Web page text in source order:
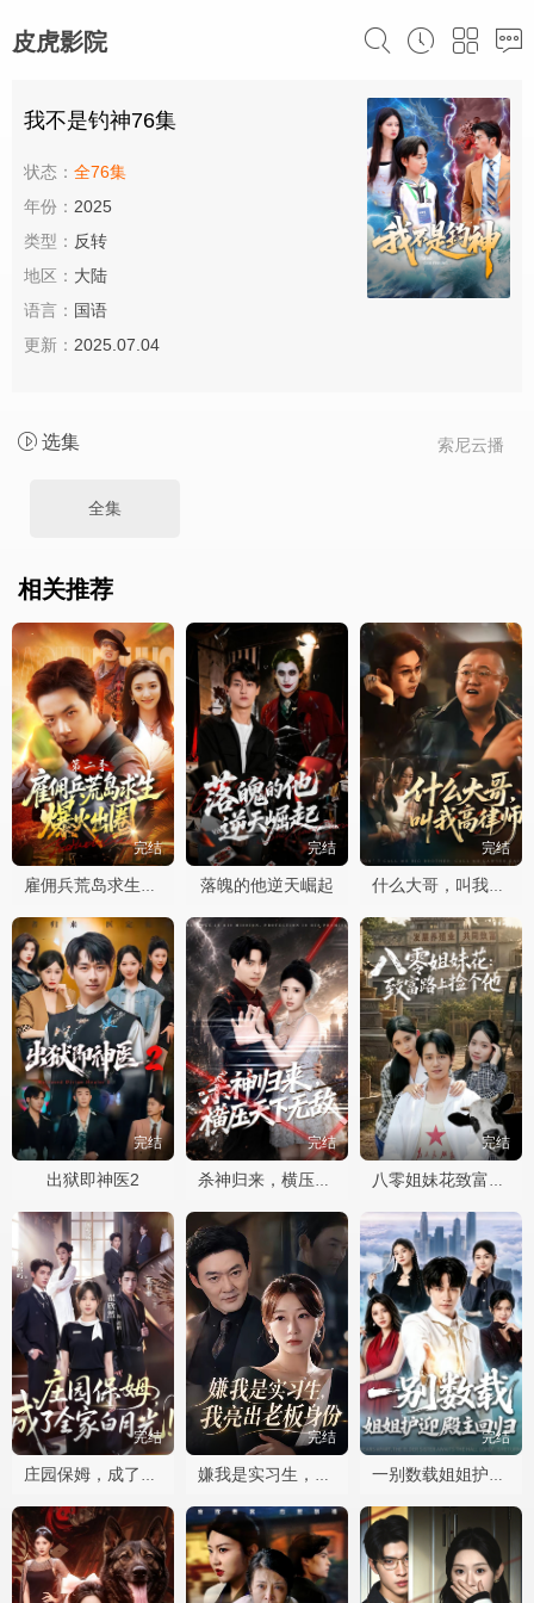
皮虎影院
我不是钓神76集
状态： 全76集
年份： 2025
类型： 反转
地区： 大陆
语言： 国语
更新： 2025.07.04
索尼云播
选集
全集
相关推荐
完结
雇佣兵荒岛求生爆火出圈第二季
完结
落魄的他逆天崛起
完结
什么大哥，叫我高律师
完结
出狱即神医2
完结
杀神归来，横压天下无敌
完结
八零姐妹花致富路上捡个他
完结
庄园保姆，成了全家白月光
完结
嫌我是实习生，我亮出老板身份
完结
一别数载姐姐护迎殿主回归